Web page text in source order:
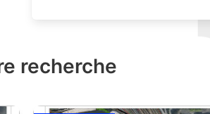
recherche